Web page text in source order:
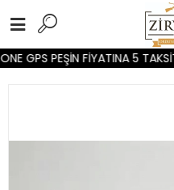
GPS PEŞİN FİYATINA 5